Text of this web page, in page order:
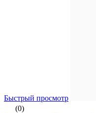
Быстрый просмотр
(0)